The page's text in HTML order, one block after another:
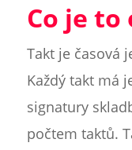
Co je
Takt je časová
Každý takt má
signatury
počtem taktů.